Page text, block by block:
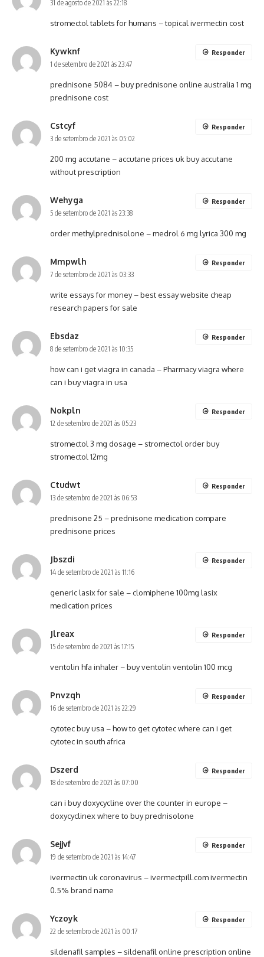
31 de agosto de 2021 às 22:18
stromectol tablets for humans – topical ivermectin cost
Kywknf
1 de setembro de 2021 às 23:47
prednisone 5084 –buy prednisone online australia 1 mg
prednisone cost
Responder
Cstcyf
3 de setembro de 2021 às 05:02
200 mg accutane – accutane prices uk buy accutane
without prescription
Responder
Wehyga
5 de setembro de 2021 às 23:38
order methylprednisolone –medrol 6 mg lyrica 300 mg
Responder
Mmpwlh
7 de setembro de 2021 às 03:33
write essays for money –best essay website cheap
research papers for sale
Responder
Ebsdaz
8 de setembro de 2021 às 10:35
how can i get viagra in canada –Pharmacy viagra where
can i buy viagra in usa
Responder
Nokpln
12 de setembro de 2021 às 05:23
stromectol 3 mg dosage – stromectol orderbuy
stromectol 12mg
Responder
Ctudwt
13 de setembro de 2021 às 06:53
prednisone 25 –prednisone medication compare
prednisone prices
Responder
Jbszdi
14 de setembro de 2021 às 11:16
generic lasix for sale – clomiphene 100mg lasix
medication prices
Responder
Jlreax
15 de setembro de 2021 às 17:15
ventolin hfa inhaler –buy ventolin ventolin 100 mcg
Responder
Pnvzqh
16 de setembro de 2021 às 22:29
cytotec buy usa –how to get cytotecwhere can i get
cytotec in south africa
Responder
Dszerd
18 de setembro de 2021 às 07:00
can i buy doxycycline over the counter in europe –
doxycyclinexwhere to buy prednisolone
Responder
Sejjvf
19 de setembro de 2021 às 14:47
ivermectin uk coronavirus –ivermectpill.comivermectin
0.5% brand name
Responder
Yczoyk
22 de setembro de 2021 às 00:17
sildenafil samples – sildenafil online prescription online
Responder